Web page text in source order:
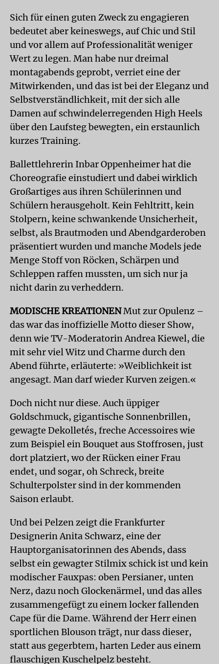
Sich für einen guten Zweck zu engagieren
bedeutet aber keineswegs, auf Chic und Stil
und vor allem auf Professionalität weniger
Wert zu legen. Man habe nur dreimal
montagabends geprobt, verriet eine der
Mitwirkenden, und das ist bei der Eleganz und
Selbstverständlichkeit, mit der sich alle
Damen auf schwindelerregenden High Heels
über den Laufsteg bewegten, ein erstaunlich
kurzes Training.
Ballettlehrerin Inbar Oppenheimer hat die
Choreografie einstudiert und dabei wirklich
Großartiges aus ihren Schülerinnen und
Schülern herausgeholt. Kein Fehltritt, kein
Stolpern, keine schwankende Unsicherheit,
selbst, als Brautmoden und Abendgarderoben
präsentiert wurden und manche Models jede
Menge Stoff von Röcken, Schärpen und
Schleppen raffen mussten, um sich nur ja
nicht darin zu verheddern.
MODISCHE KREATIONENMut zur Opulenz –
das war das inoffizielle Motto dieser Show,
denn wie TV-Moderatorin Andrea Kiewel, die
mit sehr viel Witz und Charme durch den
Abend führte, erläuterte: »Weiblichkeit ist
angesagt. Man darf wieder Kurven zeigen.«
Doch nicht nur diese. Auch üppiger
Goldschmuck, gigantische Sonnenbrillen,
gewagte Dekolletés, freche Accessoires wie
zum Beispiel ein Bouquet aus Stoffrosen, just
dort platziert, wo der Rücken einer Frau
endet, und sogar, oh Schreck, breite
Schulterpolster sind in der kommenden
Saison erlaubt.
Und bei Pelzen zeigt die Frankfurter
Designerin Anita Schwarz, eine der
Hauptorganisatorinnen des Abends, dass
selbst ein gewagter Stilmix schick ist und kein
modischer Fauxpas: oben Persianer, unten
Nerz, dazu noch Glockenärmel, und das alles
zusammengefügt zu einem locker fallenden
Cape für die Dame. Während der Herr einen
sportlichen Blouson trägt, nur dass dieser,
statt aus gegerbtem, harten Leder aus einem
flauschigen Kuschelpelz besteht.